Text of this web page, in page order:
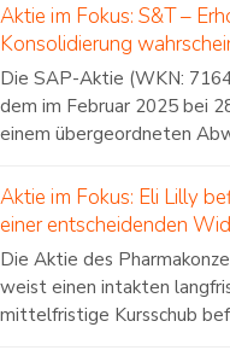
Aktie im Fokus: S&T –
Konsolidierung
Die SAP-Aktie (WKN:
dem im Februar 2025 bei
einem übergeordneten
Aktie im Fokus: Eli Lilly
einer entscheidenden
Die Aktie des
weist einen intakten
mittelfristige Kursschub